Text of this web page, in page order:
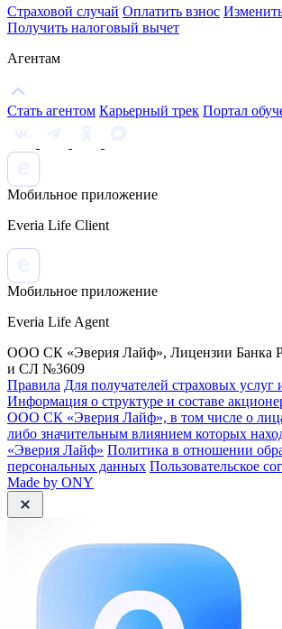
Страховой случай Оплатить взнос
Получить налоговый вычет
Агентам
Стать агентом Карьерный трек Портал
Мобильное приложение
Everia Life Client
Мобильное приложение
Everia Life Agent
ООО СК «Эверия Лайф», Лицензии Банка
и СЛ №3609
Правила Для получателей страховых услуг
Информация о структуре и составе
ООО СК «Эверия Лайф», в том числе о
либо значительным влиянием которых
«Эверия Лайф» Политика в отношении
персональных данных Пользовательское
Made by ONY